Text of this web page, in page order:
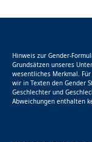
Hinweis zur Gender-
Grundsätzen unseres
wesentliches Merkmal.
wir in Texten den Gender
Geschlechter und
Abweichungen enthalten